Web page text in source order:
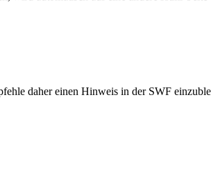
daher einen Hinweis in der SWF